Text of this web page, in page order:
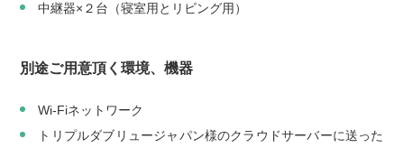
中継器×２台（寝室用とリビング用）
別途ご用意頂く環境、機器
Wi-Fiネットワーク
トリプルダブリュージャパン様のクラウドサーバーに送った